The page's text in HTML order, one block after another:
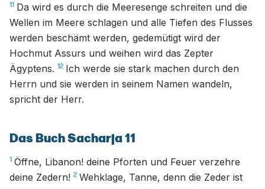
11 Da wird es durch die Meeresenge schreiten und die
Wellen im Meere schlagen und alle Tiefen des Flusses
werden beschämt werden, gedemütigt wird der
Hochmut Assurs und weihen wird das Zepter
Ägyptens. 12 Ich werde sie stark machen durch den
Herrn und sie werden in seinem Namen wandeln,
spricht der Herr.
Das Buch Sacharja 11
1 Öffne, Libanon! deine Pforten und Feuer verzehre
deine Zedern! 2 Wehklage, Tanne, denn die Zeder ist